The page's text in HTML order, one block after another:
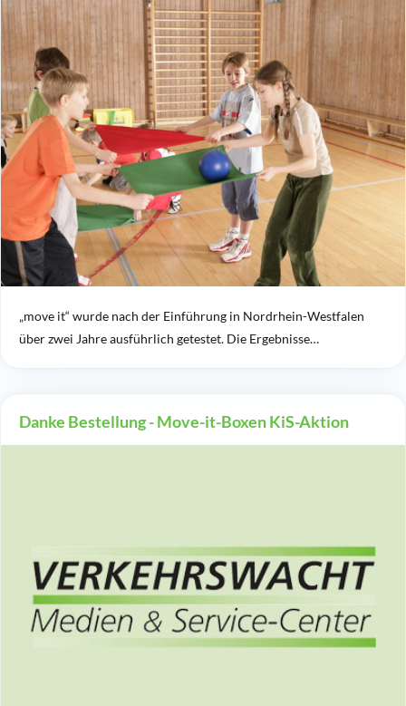
„move it“ wurde nach der Einführung in Nordrhein-Westfalen
über zwei Jahre ausführlich getestet. Die Ergebnisse…
Danke Bestellung - Move-it-Boxen KiS-Aktion